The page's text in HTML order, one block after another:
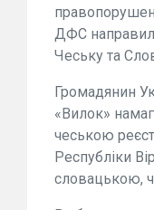
ДФС
Чеську та
Громадянин
«Вилок»
чеською
Республіки
словацькою,